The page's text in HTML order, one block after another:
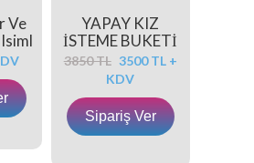
Ve
YAPAY KIZ
İSTEME BUKETİ
PEMBE V
3850 TL 3500 TL +
KDV
Sipariş Ver